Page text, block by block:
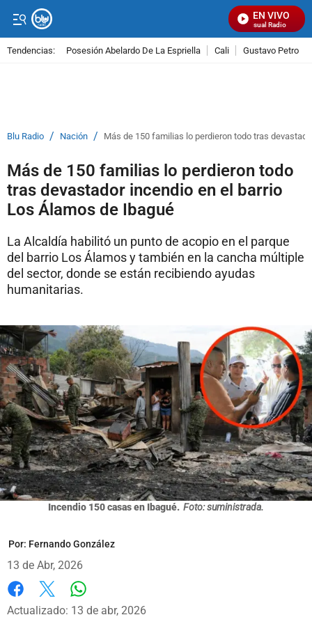
EN VIVO
Señal Visual Radio
Tendencias: Posesión Abelardo De La Espriella Cali Gustavo Petro
Blu Radio / Nación / Más de 150 familias lo perdieron todo tras
Más de 150 familias lo perdieron todo
tras devastador incendio en el barrio
Los Álamos de Ibagué
La Alcaldía habilitó un punto de acopio en el parque
del barrio Los Álamos y también en la cancha múltiple
del sector, donde se están recibiendo ayudas
humanitarias.
Incendio 150 casas en Ibagué. Foto: suministrada.
Por: Fernando González
13 de Abr, 2026
Facebook
X
Actualizado: 13 de abr, 2026